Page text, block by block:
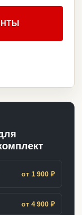
от 1 900 ₽
от 4 900 ₽